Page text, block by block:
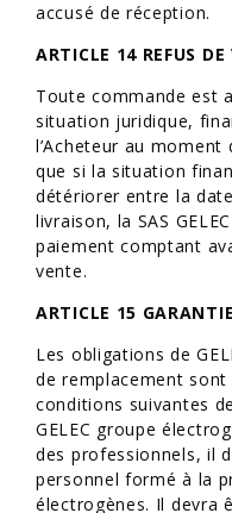
accusé de réception.
ARTICLE 14 REFUS DE
Toute commande est
situation juridique,
l’Acheteur au
que si la situation
détériorer entre la
livraison, la SAS
paiement comptant
vente.
ARTICLE 15 GARANTIE
Les obligations de
de remplacement
conditions suivantes
GELEC groupe
des professionnels, il
personnel formé à la
électrogènes. Il devra